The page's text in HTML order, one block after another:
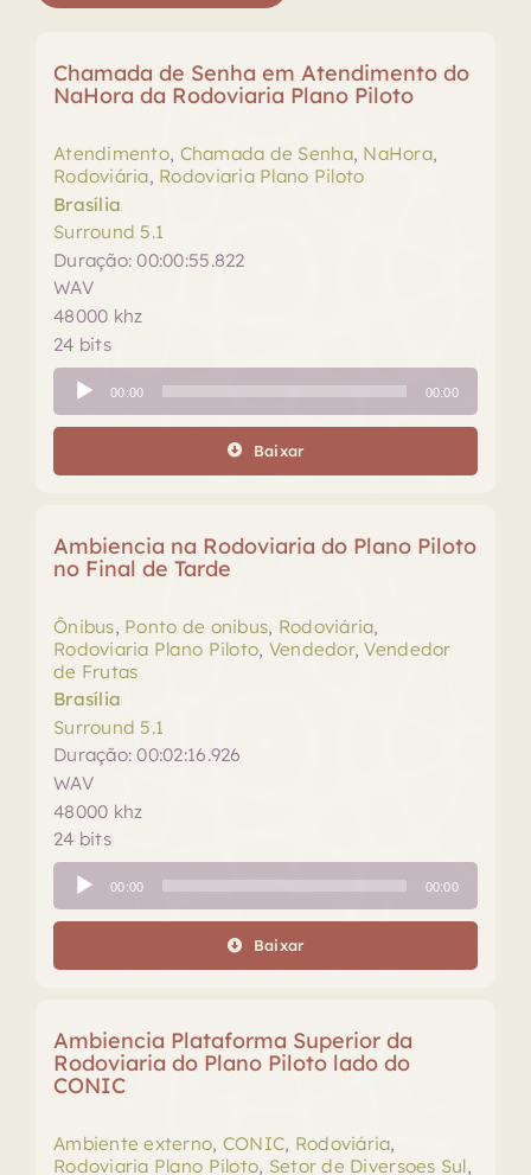
Chamada de Senha em Atendimento do
NaHora da Rodoviaria Plano Piloto
Atendimento, Chamada de Senha, NaHora,
Rodoviária, Rodoviaria Plano Piloto
Brasília
Surround 5.1
Duração: 00:00:55.822
WAV
48000 khz
24 bits
Tocador
de
áudio
00:00 00:00
Baixar
Ambiencia na Rodoviaria do Plano Piloto
no Final de Tarde
Ônibus, Ponto de onibus, Rodoviária,
Rodoviaria Plano Piloto, Vendedor,Vendedor
de Frutas
Brasília
Surround 5.1
Duração: 00:02:16.926
WAV
48000 khz
24 bits
Tocador
de
áudio
00:00 00:00
Baixar
Ambiencia Plataforma Superior da
Rodoviaria do Plano Piloto lado do
CONIC
Ambiente externo, CONIC, Rodoviária,
Rodoviaria Plano Piloto, Setor de Diversoes Sul,